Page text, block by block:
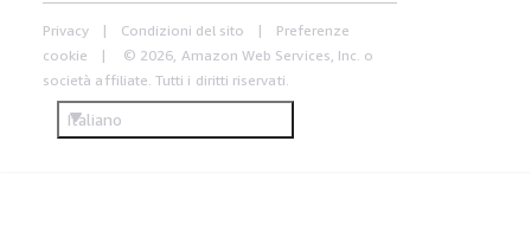
Privacy Condizioni del sito
Preferenze
cookie
© 2026, Amazon Web Services, Inc. o
società affiliate. Tutti i diritti riservati.
Italiano